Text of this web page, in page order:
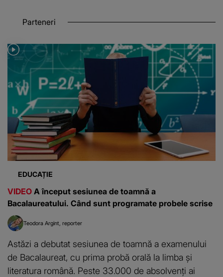
Parteneri
EDUCAȚIE
VIDEO A început sesiunea de toamnă a
Bacalaureatului. Când sunt programate probele scrise
Teodora Argint reporter
Astăzi a debutat sesiunea de toamnă a examenului
de Bacalaureat, cu prima probă orală la limba și
literatura română. Peste 33.000 de absolvenți ai